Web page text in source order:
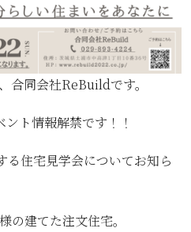
合同会社ReBuildです。
ト情報解禁です！！
る住宅見学会についてお知ら
の建てた注文住宅。